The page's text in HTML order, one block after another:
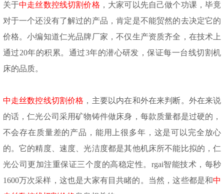
关于中走丝数控线切割价格 ，大家可以先自己做个功课，毕竟
对于一个还没有了解过的产品，肯定是不能贸然的去决定它的
价格。小编知道仁光品牌厂家，不仅生产资质齐全，在技术上
通过20年的积累。通过3年的潜心研发，保证每一台线切割机
床的品质。
中走丝数控线切割价格 ，主要以内在和外在来判断。外在来说
的话，仁光公司采用矿物铸件做床身，每款质量都是过硬的，
不会存在质量差的产品，能用上很多年，这是可以完全放心
的。它的精度、速度、光洁度都是其他机床所不能比拟的，仁
光公司更加注重保证三个度的高稳定性。 rgai智能技术，每秒
1600万次采样，这也是大家有目共睹的。当然，这些都是和中